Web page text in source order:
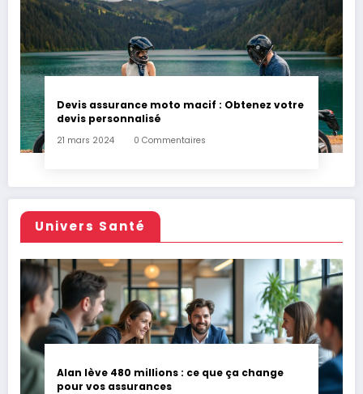
Devis assurance moto macif : Obtenez votre
devis personnalisé
21 mars 2024 0 Commentaires
Univers Santé
Alan lève 480 millions : ce que ça change
pour vos assurances